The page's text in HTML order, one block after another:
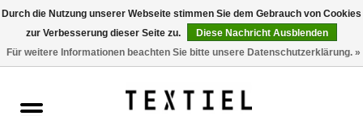
0 Artikel - €0,00
Durch die Nutzung unserer Webseite stimmen Sie dem Gebrauch von Cookies
zur Verbesserung dieser Seite zu.
Diese Nachricht Ausblenden
Für weitere Informationen beachten Sie bitte unsere Datenschutzerklärung. »